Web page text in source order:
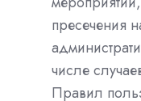
пресечения
числе
Правил